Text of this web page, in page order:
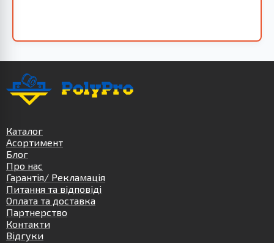
Каталог
Асортимент
Блог
Про нас
Гарантія/ Рекламація
Питання та відповіді
Оплата та доставка
Партнерство
Контакти
Відгуки